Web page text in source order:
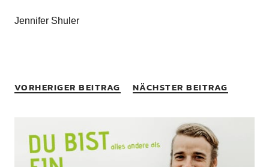
Jennifer Shuler
VORHERIGER BEITRAG NÄCHSTER BEITRAG